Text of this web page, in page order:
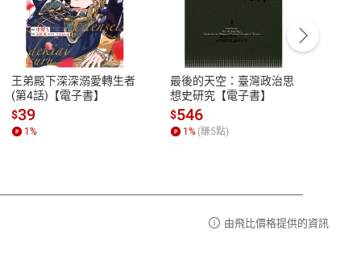
性
參
客服資訊
服務時間：週一到週五 10:00-12:00、
13:00-17:00 (國定假日及例假日休息)
客服電話：0080-1857077
王弟殿下深深溺愛轉生者
(第4話)【電子書】
$39
1%
最後的天空：臺灣政治思
想史研究【電子書】
$546
1% (賺5點)
由飛比價格提供的資訊